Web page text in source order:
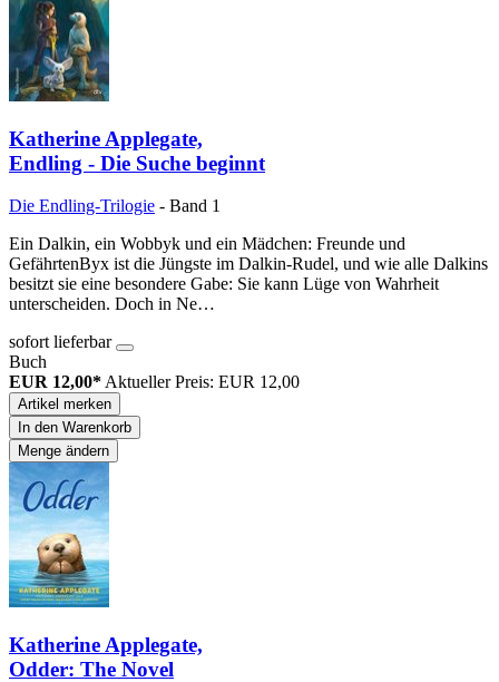
Katherine Applegate,
Endling - Die Suche beginnt
Die Endling-Trilogie - Band 1
Ein Dalkin, ein Wobbyk und ein Mädchen: Freunde und
GefährtenByx ist die Jüngste im Dalkin-Rudel, und wie alle Dalkins
besitzt sie eine besondere Gabe: Sie kann Lüge von Wahrheit
unterscheiden. Doch in Ne…
sofort lieferbar
Buch
EUR 12,00* Aktueller Preis: EUR 12,00
Artikel merken
In den Warenkorb
Menge ändern
Katherine Applegate,
Odder: The Novel